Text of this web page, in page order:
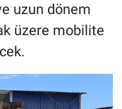
uzun dönem
üzere mobilite